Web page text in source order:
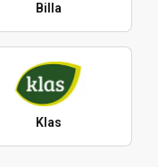
Billa
Klas